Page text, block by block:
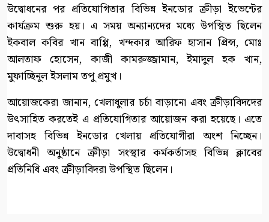
উদ্বোধনের পর প্রতিযোগিতার বিভিন্ন ইনডোর ক্রীড়া ইভেন্টের
কার্যক্রম শুরু হয়। এ সময় অন্যান্যদের মধ্যে উপস্থিত ছিলেন
ইকবাল কবির খান বাপ্পি, খন্দকার আরিফ হাসান প্রিন্স, মোঃ
আলতাফ হোসেন, কাজী কামরুজ্জামান, ইমাদুল হক খান,
মুফাচ্ছিনুল ইসলাম তপু প্রমুখ।
আয়োজকেরা জানান, খেলাধুলার চর্চা বাড়ানো এবং ক্রীড়াবিদদের
উৎসাহিত করতেই এ প্রতিযোগিতার আয়োজন করা হয়েছে। এতে
দাবাসহ বিভিন্ন ইনডোর খেলায় প্রতিযোগীরা অংশ নিচ্ছেন।
উদ্বোধনী অনুষ্ঠানে ক্রীড়া সংস্থার কর্মকর্তাসহ বিভিন্ন ক্লাবের
প্রতিনিধি এবং ক্রীড়াবিদরা উপস্থিত ছিলেন।